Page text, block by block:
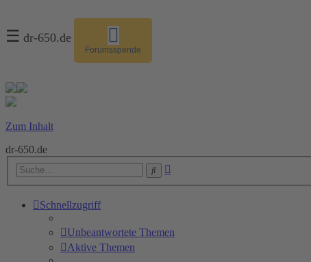
☰ dr-650.de
Forumsspende
Zum Inhalt
dr-650.de
Suche
Schnellzugriff
Unbeantwortete Themen
Aktive Themen